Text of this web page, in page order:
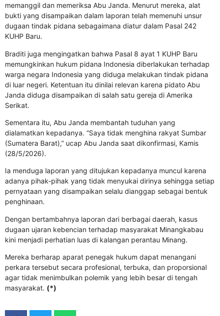
memanggil dan memeriksa Abu Janda. Menurut mereka, alat
bukti yang disampaikan dalam laporan telah memenuhi unsur
dugaan tindak pidana sebagaimana diatur dalam Pasal 242
KUHP Baru.
Braditi juga mengingatkan bahwa Pasal 8 ayat 1 KUHP Baru
memungkinkan hukum pidana Indonesia diberlakukan terhadap
warga negara Indonesia yang diduga melakukan tindak pidana
di luar negeri. Ketentuan itu dinilai relevan karena pidato Abu
Janda diduga disampaikan di salah satu gereja di Amerika
Serikat.
Sementara itu, Abu Janda membantah tuduhan yang
dialamatkan kepadanya. “Saya tidak menghina rakyat Sumbar
(Sumatera Barat),” ucap Abu Janda saat dikonfirmasi, Kamis
(28/5/2026).
Ia menduga laporan yang ditujukan kepadanya muncul karena
adanya pihak-pihak yang tidak menyukai dirinya sehingga setiap
pernyataan yang disampaikan selalu dianggap sebagai bentuk
penghinaan.
Dengan bertambahnya laporan dari berbagai daerah, kasus
dugaan ujaran kebencian terhadap masyarakat Minangkabau
kini menjadi perhatian luas di kalangan perantau Minang.
Mereka berharap aparat penegak hukum dapat menangani
perkara tersebut secara profesional, terbuka, dan proporsional
agar tidak menimbulkan polemik yang lebih besar di tengah
masyarakat. (*)